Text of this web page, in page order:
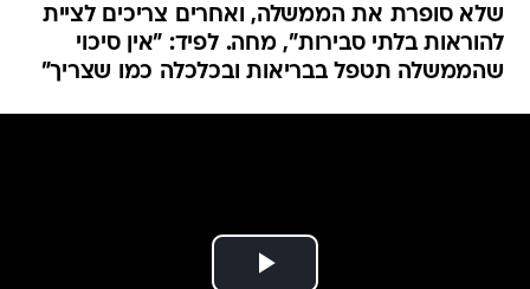
שלא סופרת את הממשלה, ואחרים צריכים לציית
להוראות בלתי סבירות", מחה. לפיד: "אין סיכוי
שהממשלה תטפל בבריאות ובכלכלה כמו שצריך"